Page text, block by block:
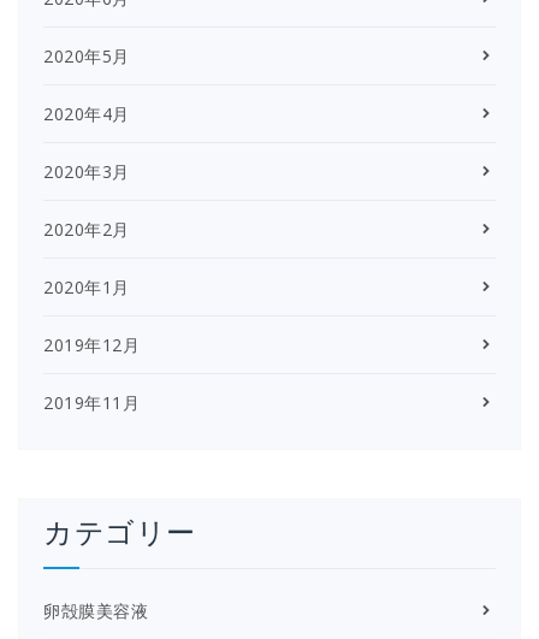
2020年5月
2020年4月
2020年3月
2020年2月
2020年1月
2019年12月
2019年11月
カテゴリー
卵殻膜美容液